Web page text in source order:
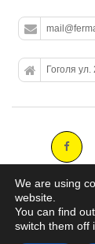
Гоголя
Copyright
We are using
website.
You can find
switch them off